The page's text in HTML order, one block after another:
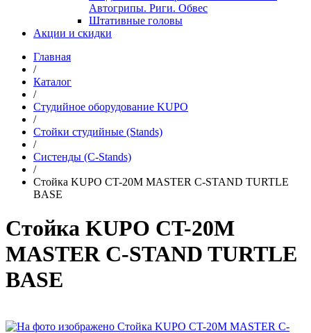
Автогрипы. Риги. Обвес
Штативные головы
Акции и скидки
Главная
/
Каталог
/
Студийное оборудование KUPO
/
Стойки студийные (Stands)
/
Систенды (C-Stands)
/
Стойка KUPO CT-20M MASTER C-STAND TURTLE
BASE
Стойка KUPO CT-20M
MASTER C-STAND TURTLE
BASE